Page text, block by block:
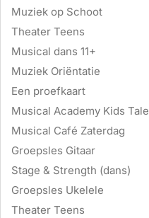
Muziek op Schoot
Theater Teens
Musical dans 11+
Muziek Oriëntatie
Een proefkaart
Musical Academy Kids
Musical Café Zaterdag
Groepsles Gitaar
Stage & Strength (dans)
Groepsles Ukelele
Theater Teens